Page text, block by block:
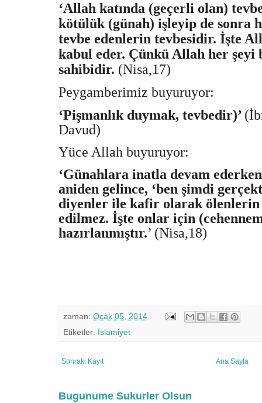
‘Allah katında (geçerli olan)
kötülük (günah) işleyip de sonra
tevbe edenlerin tevbesidir. İşte
kabul eder. Çünkü Allah her
sahibidir. (Nisa,17)
Peygamberimiz buyuruyor:
‘Pişmanlık duymak, tevbedir)’
Davud)
Yüce Allah buyuruyor:
‘Günahlara inatla devam
aniden gelince, ‘ben şimdi
diyenler ile kafir olarak
edilmez. İşte onlar için
hazırlanmıştır.’ (Nisa,18)
zaman: Ocak 05, 2014
Etiketler: İslamiyet
Sonraki Kayıt Ana Sayfa
Bugunume Sukurler Olsun